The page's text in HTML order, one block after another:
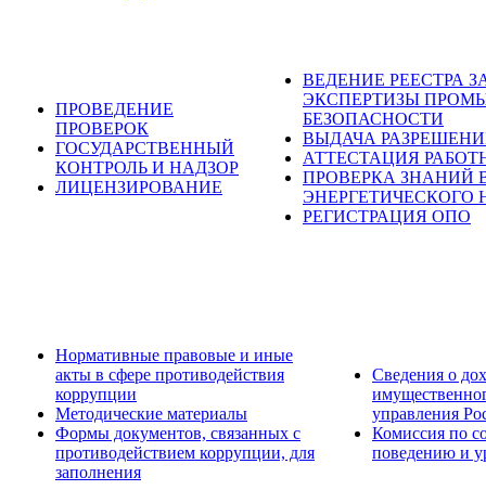
ПРОВЕДЕНИЕ
ПРОВЕРОК
ГОСУДАРСТВЕННЫЙ
КОНТРОЛЬ И НАДЗОР
ЛИЦЕНЗИРОВАНИЕ
ВЕДЕНИЕ РЕЕСТРА
ЭКСПЕРТИЗЫ
БЕЗОПАСНОСТИ
ВЫДАЧА
АТТЕСТАЦИЯ
ПРОВЕРКА ЗНАНИЙ
ЭНЕРГЕТИЧЕСКОГО
РЕГИСТРАЦИЯ ОПО
Нормативные правовые и иные
акты в сфере противодействия
коррупции
Методические материалы
Формы документов, связанных с
противодействием коррупции, для
заполнения
Сведения о
управления
Комиссия по
поведению и